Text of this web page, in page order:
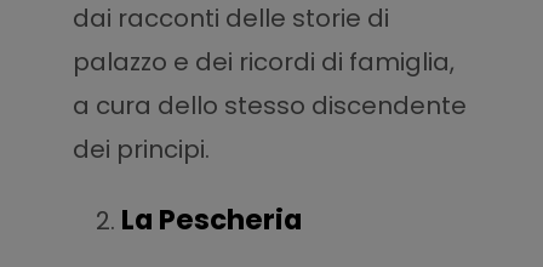
dai racconti delle storie di
palazzo e dei ricordi di famiglia,
a cura dello stesso discendente
dei principi.
La Pescheria